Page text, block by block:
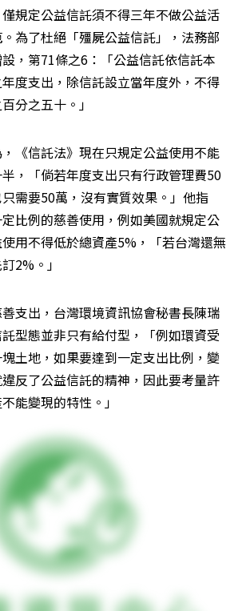
規定公益信託須不得三年不做公益活
為了杜絕「殭屍公益信託」，法務部
，第71條之6：「公益信託依信託本
度支出，除信託設立當年度外，不得
分之五十。」
《信託法》現在只規定公益使用不能
，「倘若年度支出只有行政管理費50
需要50萬，沒有實質效果。」他指
比例的慈善使用，例如美國就規定公
用不得低於總資產5%，「若台灣還無
2%。」
支出，台灣環境資訊協會秘書長陳瑞
型態並非只有給付型，「例如環資受
土地，如果要達到一定支出比例，變
反了公益信託的精神，因此要考量許
能變現的特性。」